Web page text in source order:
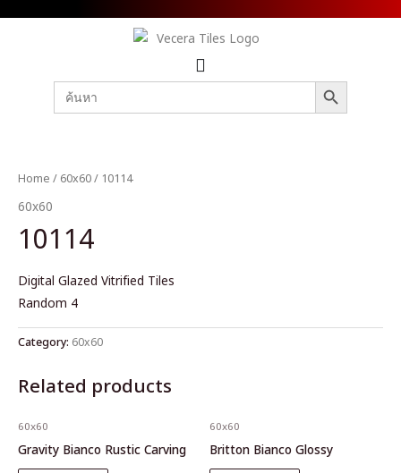
Search
for:
SEARCH BUTTON
Home / 60x60/ 10114
60x60
10114
Digital Glazed Vitrified Tiles
Random 4
Category: 60x60
Related products
60x60
Gravity Bianco Rustic Carving
60x60
Britton Bianco Glossy